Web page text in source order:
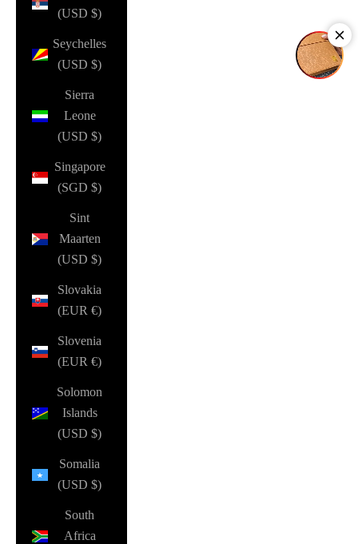
(USD $)
Seychelles
(USD $)
Sierra
Leone
(USD $)
Singapore
(SGD $)
Sint
Maarten
(USD $)
Slovakia
(EUR €)
Slovenia
(EUR €)
Solomon
Islands
(USD $)
Somalia
(USD $)
South
Africa